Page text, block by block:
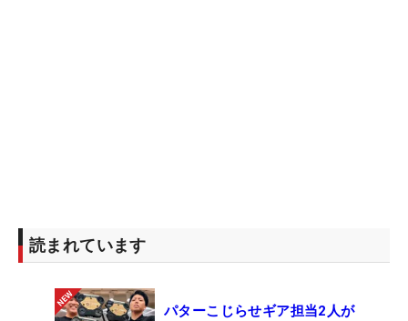
読まれています
パターこじらせギア担当2人が